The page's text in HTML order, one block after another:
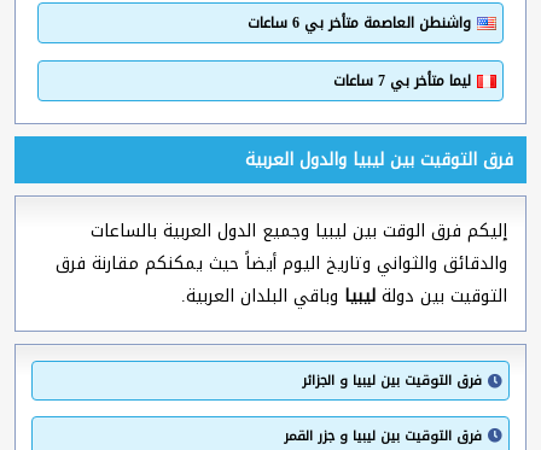
واشنطن العاصمة متأخر بي 6 ساعات
ليما متأخر بي 7 ساعات
فرق التوقيت بين ليبيا والدول العربية
إليكم فرق الوقت بين ليبيا وجميع الدول العربية بالساعات
والدقائق والثواني وتاريخ اليوم أيضاً حيث يمكنكم مقارنة فرق
التوقيت بين دولةليبيا وباقي البلدان العربية.
فرق التوقيت بين ليبيا و الجزائر
فرق التوقيت بين ليبيا و جزر القمر